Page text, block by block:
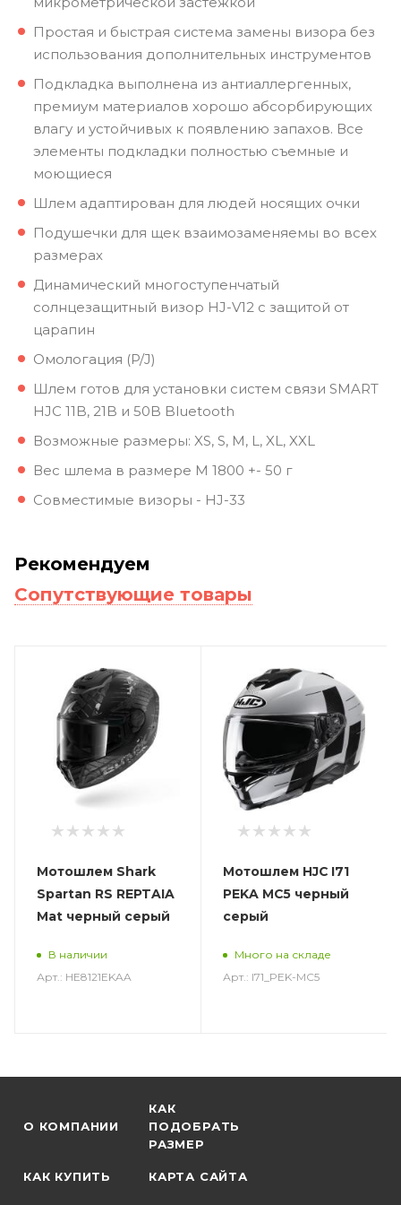
Простая и быстрая система замены визора без
использования дополнительных инструментов
Подкладка выполнена из антиаллергенных,
премиум материалов хорошо абсорбирующих
влагу и устойчивых к появлению запахов. Все
элементы подкладки полностью съемные и
моющиеся
Шлем адаптирован для людей носящих очки
Подушечки для щек взаимозаменяемы во всех
размерах
Динамический многоступенчатый
солнцезащитный визор HJ-V12 с защитой от
царапин
Омологация (P/J)
Шлем готов для установки систем связи SMART
HJC 11B, 21B и 50B Bluetooth
Возможные размеры: XS, S, M, L, XL, XXL
Вес шлема в размере M 1800 +- 50 г
Совместимые визоры - HJ-33
Рекомендуем
Сопутствующие товары
Мотошлем Shark
Spartan RS REPTAIA
Mat черный серый
В наличии
Арт.: HE8121EKAA
Мотошлем HJC I71
PEKA MC5 черный
серый
Много на складе
Арт.: I71_PEK-MC5
О КОМПАНИИ
КАК
ПОДОБРАТЬ
РАЗМЕР
КАК КУПИТЬ КАРТА САЙТА